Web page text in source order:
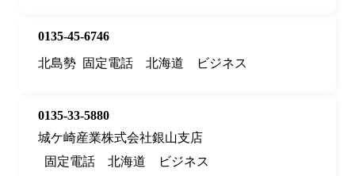
0135-45-6746
北島勢 固定電話 北海道 ビジネス
0135-33-5880
城ケ崎産業株式会社銀山支店
固定電話
北海道 ビジネス